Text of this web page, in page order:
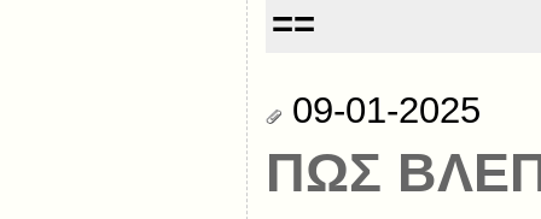
==
09-01-2025
ΠΩΣ